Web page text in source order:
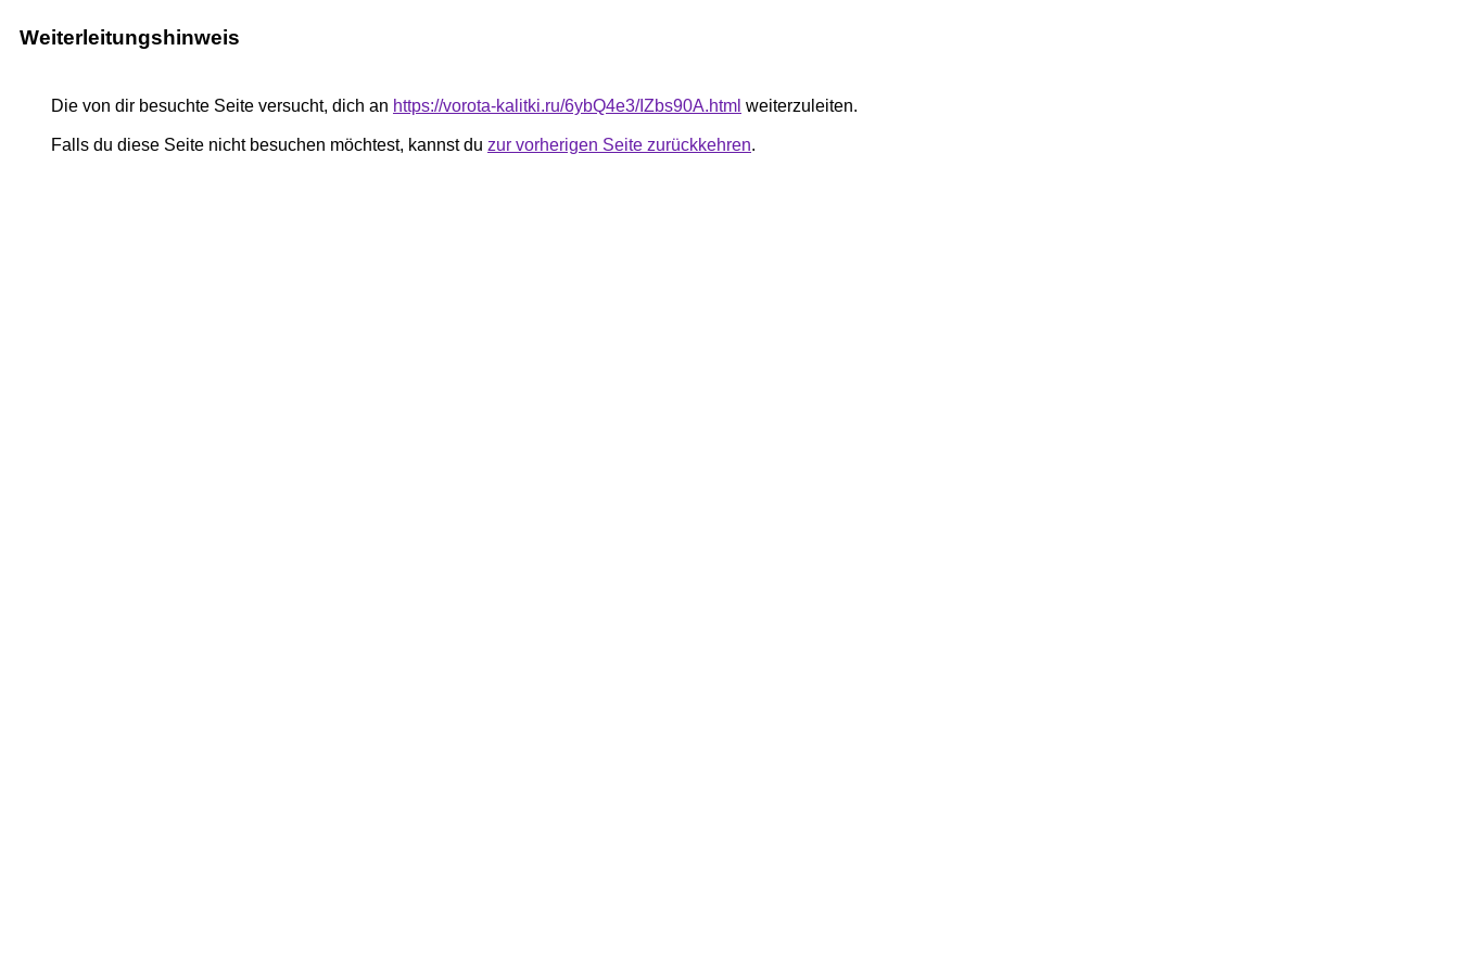
Weiterleitungshinweis
Die von dir besuchte Seite versucht, dich an https://vorota-kalitki.ru/6ybQ4e3/IZbs90A.html weiterzuleiten.
Falls du diese Seite nicht besuchen möchtest, kannst du zur vorherigen Seite zurückkehren.